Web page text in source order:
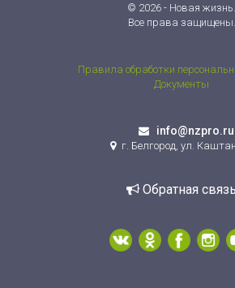
© 2026 - Новая жизнь.
Все права защищены.
Правила обработки
Документы
info@nzpro.ru
г. Белгород, ул.
Обратная связь